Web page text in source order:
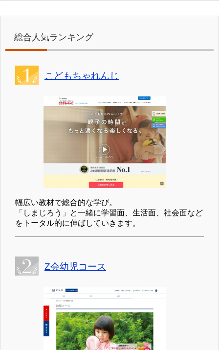
総合人気ランキング
こどもちゃれんじ
幅広い教材で総合的な学び。
「しまじろう」と一緒に学習面、生活面、社会面など
をトータル的に伸ばしていきます。
Z会幼児コース